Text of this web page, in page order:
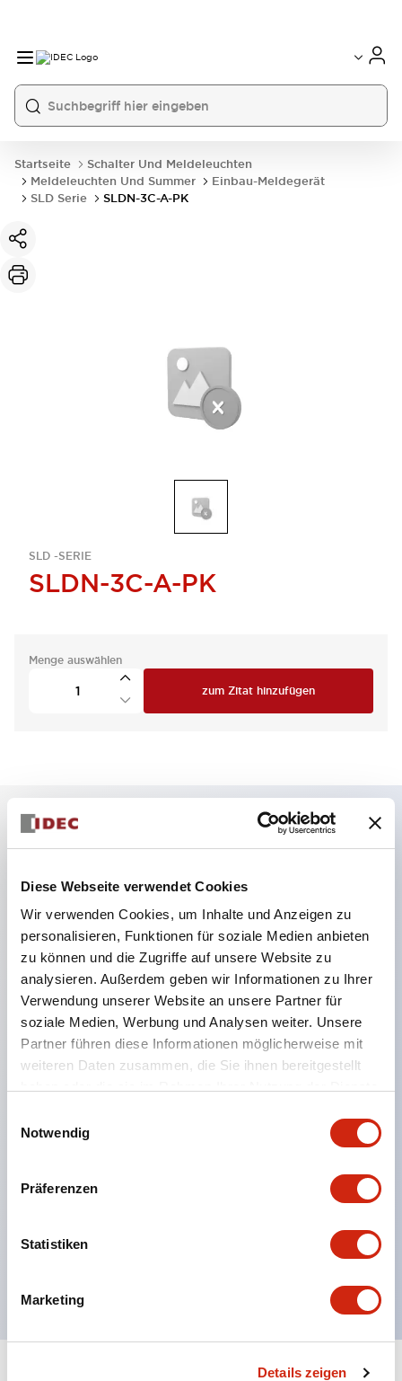
Diese Webseite verwendet Cookies
Wir verwenden Cookies, um Inhalte und Anzeigen zu
personalisieren, Funktionen für soziale Medien anbieten
zu können und die Zugriffe auf unsere Website zu
analysieren. Außerdem geben wir Informationen zu Ihrer
Verwendung unserer Website an unsere Partner für
soziale Medien, Werbung und Analysen weiter. Unsere
Partner führen diese Informationen möglicherweise mit
weiteren Daten zusammen, die Sie ihnen bereitgestellt
Notwendig
Präferenzen
Statistiken
Marketing
Details zeigen
Startseite
Schalter Und Meldeleuchten
Meldeleuchten Und Summer
Einbau-Meldegerät
SLD Serie
SLDN-3C-A-PK
SLD -SERIE
SLDN-3C-A-PK
Menge auswählen
zum Zitat hinzufügen
Hauptmerkmale
Bei der geteilten Beleuchtungsart wurde eine
Struktur realisiert, die eine Farbänderung ermöglicht.
Durch die Verwendung einer SS-Klemmenstruktur
wird die Verkabelungsarbeitszeit reduziert, zudem
wurde eine einteilige Struktur von
Klemmenabdeckung und Gehäuse sowie eine
Schraubenverlustsicherung realisiert. Die
Reaktion auf plötzliche Anzeigeänderungen
Fehlzündungen (Dunkelzündungen) durch
durchgeführt. UL-, c-UL- und DEMKO-zertifiziert.